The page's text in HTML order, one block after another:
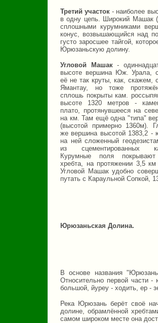
Третий участок - наиболее
в одну цепь. Широкий Машак
сплошными курумниками
конус, возвышающийся над
густо заросшее тайгой,
Юрюзаньскую долину.
Угловой Машак-
высоте вершина Юж. Урала,
её не так круты, как, скажем,
Ямантау, но тоже
сплошь покрыты кам.
высоте 1320 метров -
плато, протянувшееся на
на км. Там ещё одна "типа"
(высотой примерно 1360м).
же вершина высотой 1383,2 -
на ней сложенный
из сцементированных
Курумные поля
хребта, на протяжении 3,5
Угловой Машак удобно
путать с Караульной Сопкой,
Юрюзаньская Долина.
В основе названия
Относительно первой части
большой, йуреу - ходить, ер -
Река Юрюзань берёт своё
долине, обрамлённой
самом широком месте она